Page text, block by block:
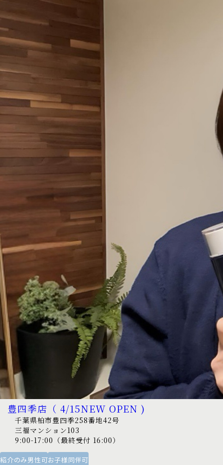
豊四季店（ 4/15NEW OPEN )
千葉県柏市豊四季258番地42号
三福マンション103
9:00-17:00（最終受付 16:00）
紹介のみ男性可お子様同伴可